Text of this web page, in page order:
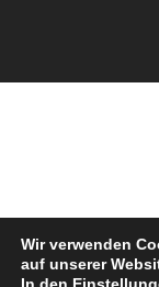
Wir verwenden
auf unserer